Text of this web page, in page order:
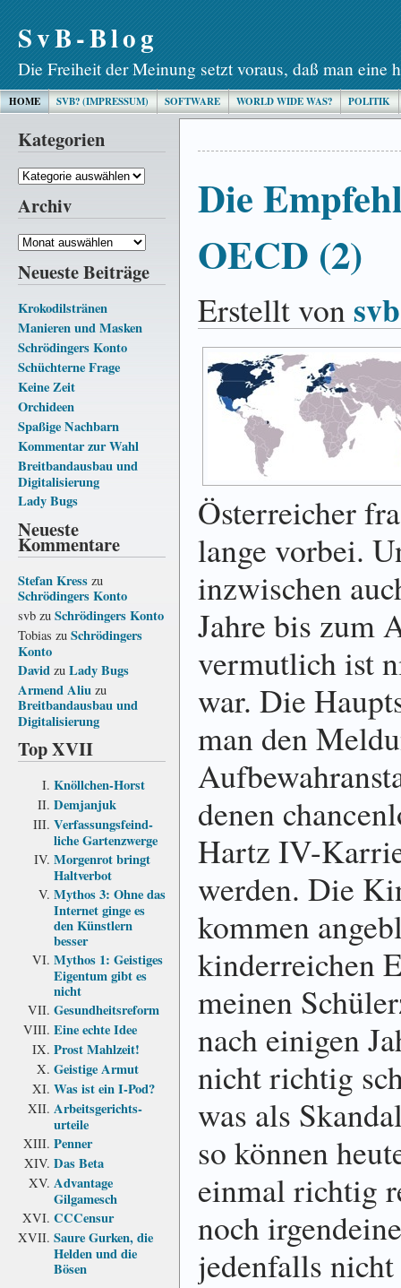
SvB-Blog
Die Freiheit der Meinung setzt voraus, daß man eine
HOME SVB? (IMPRESSUM) SOFTWARE WORLD WIDE WAS? POLITIK
Kategorien
Kategorien
Archiv
Archiv
Neueste Beiträge
Krokodilstränen
Manieren und Masken
Schrödingers Konto
Schüchterne Frage
Keine Zeit
Orchideen
Spaßige Nachbarn
Kommentar zur Wahl
Breitbandausbau und
Digitalisierung
Lady Bugs
Neueste
Kommentare
Stefan Kress zu
Schrödingers Konto
svb zu Schrödingers Konto
Tobias zu Schrödingers
Konto
David zu Lady Bugs
Armend Aliu zu
Breitbandausbau und
Digitalisierung
Top XVII
Knöllchen-Horst
Demjanjuk
Verfassungs­feind­
liche Garten­zwerge
Morgenrot bringt
Haltverbot
Mythos 3: Ohne das
Internet ginge es
den Künstlern
besser
Mythos 1: Geistiges
Eigentum gibt es
nicht
Gesundheits­reform
Eine echte Idee
Prost Mahlzeit!
Geistige Armut
Was ist ein I-Pod?
Arbeits­gerichts­
urteile
Penner
Das Beta
Advantage
Gilgamesch
CCCensur
Saure Gurken, die
Helden und die
Bösen
Die
OECD (2)
Erstellt vonsvb
Österreicher
lange vorbei.
inzwischen
Jahre bis zum
vermutlich ist
war. Die
man den
denen
Hartz IV-
werden. Die
kommen
kinderreichen
meinen
nach einigen
nicht richtig
was als
so können
einmal richtig
noch
jedenfalls